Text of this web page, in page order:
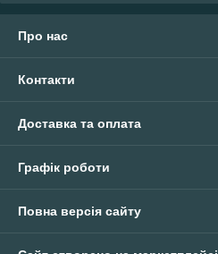
Про нас
Контакти
Доставка та оплата
Графік роботи
Повна версія сайту